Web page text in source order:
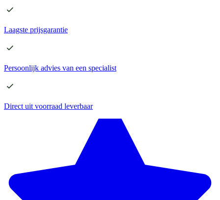
Laagste prijsgarantie
Persoonlijk advies van een specialist
Direct uit voorraad leverbaar